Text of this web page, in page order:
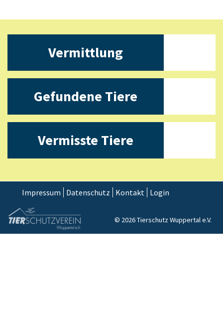
Vermittlung
Gefundene Tiere
Vermisste Tiere
© 2026 Tierschutz Wuppertal e.V.
Impressum Datenschutz Kontakt Login